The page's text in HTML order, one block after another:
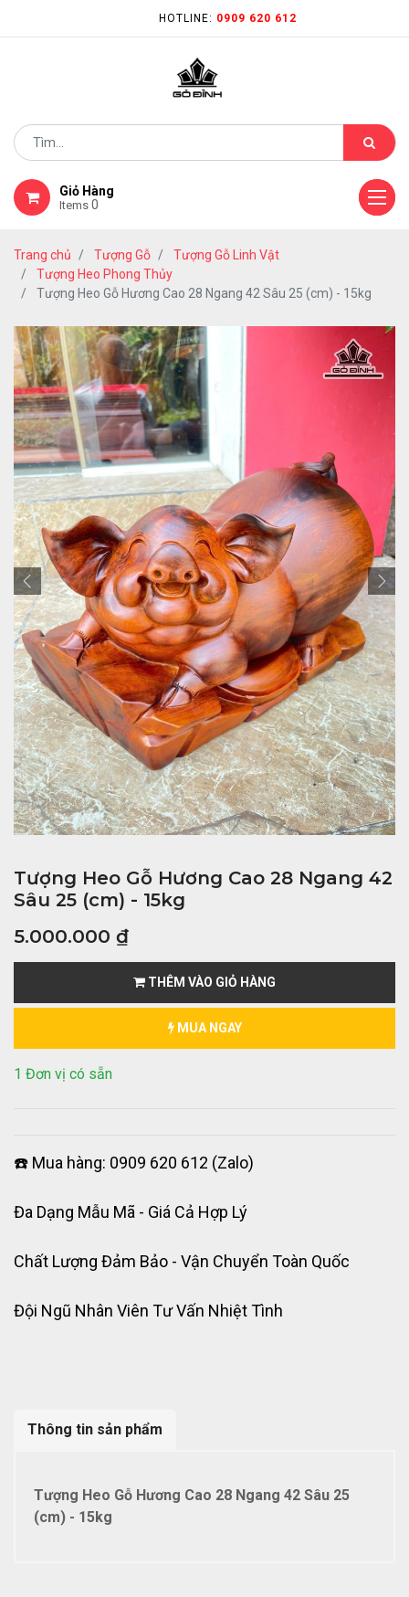
HOTLINE: 0909 620 612
Giỏ Hàng
Items 0
Trang chủ Tượng Gỗ
Tượng Gỗ Linh Vật
Tượng Heo Phong Thủy
Tượng Heo Gỗ Hương Cao 28 Ngang 42 Sâu 25 (cm) - 15kg
Tượng Heo Gỗ Hương Cao 28 Ngang 42
Sâu 25 (cm) - 15kg
5.000.000 ₫
THÊM VÀO GIỎ HÀNG
MUA NGAY
1 Đơn vị có sẵn
☎️ Mua hàng: 0909 620 612 (Zalo)
Đa Dạng Mẫu Mã - Giá Cả Hợp Lý
Chất Lượng Đảm Bảo - Vận Chuyển Toàn Quốc
Đội Ngũ Nhân Viên Tư Vấn Nhiệt Tình
Thông tin sản phẩm
Tượng Heo Gỗ Hương Cao 28 Ngang 42 Sâu 25
(cm) - 15kg